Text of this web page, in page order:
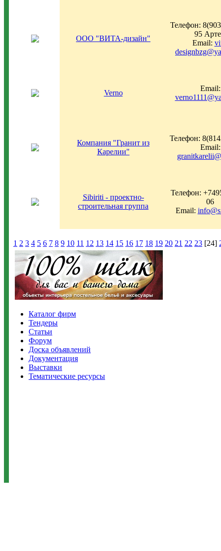
ООО "ВИТА-дизайн"
Телефон:
95
Email:
Verno
Email:
Компания "Гранит из
Карелии"
Телефон:
Email:
Sibiriti - проектно-
строительная группа
Телефон:
06
Email:
1 2 3 4 5 6 7 8 9 10 11 12 13 14 15 16 17 18 19 20 21 22 23 [24]
Каталог фирм
Тендеры
Статьи
Форум
Доска объявлений
Документация
Выставки
Тематические ресурсы